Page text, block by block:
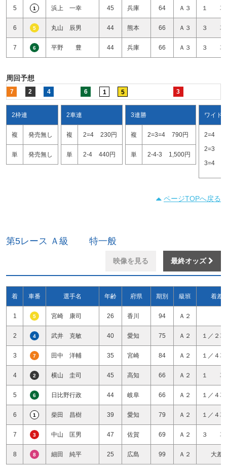
5 1 浜上 一幸 45 兵庫 64 Ａ３ １ 車
6 5 丸山 辰男 44 熊本 66 Ａ３ ３ 車
7 6 平野 豊 44 兵庫 66 Ａ３ ３ 車
周回予想
7 2 4 6 1 5 3
2枠連
複 発売無し
単 発売無し
2車連
複 2=4 230円
単 2-4 440円
3連勝
複 2=3=4 790円
単 2-4-3 1,500円
ワイド
2=4
2=3
3=4
ページTOPへ戻る
第5レース Ａ級 特一般
映像を見る 最終オッズ
着 車番 選手名 年齢 府県 期別 級班 着差
1 5 宮崎 康司 26 香川 94 Ａ２
2 4 武井 克敏 40 愛知 75 Ａ２ １／２
3 7 田中 洋輔 35 宮崎 84 Ａ２ １／４
4 2 横山 圭司 45 高知 66 Ａ２ １ 車
5 6 日比野行政 44 岐阜 66 Ａ２ １／４
6 1 柴田 昌樹 39 愛知 79 Ａ２ １／４
7 3 中山 匡男 47 佐賀 69 Ａ２ ３ 車
8 8 細田 純平 25 広島 99 Ａ２ 大差